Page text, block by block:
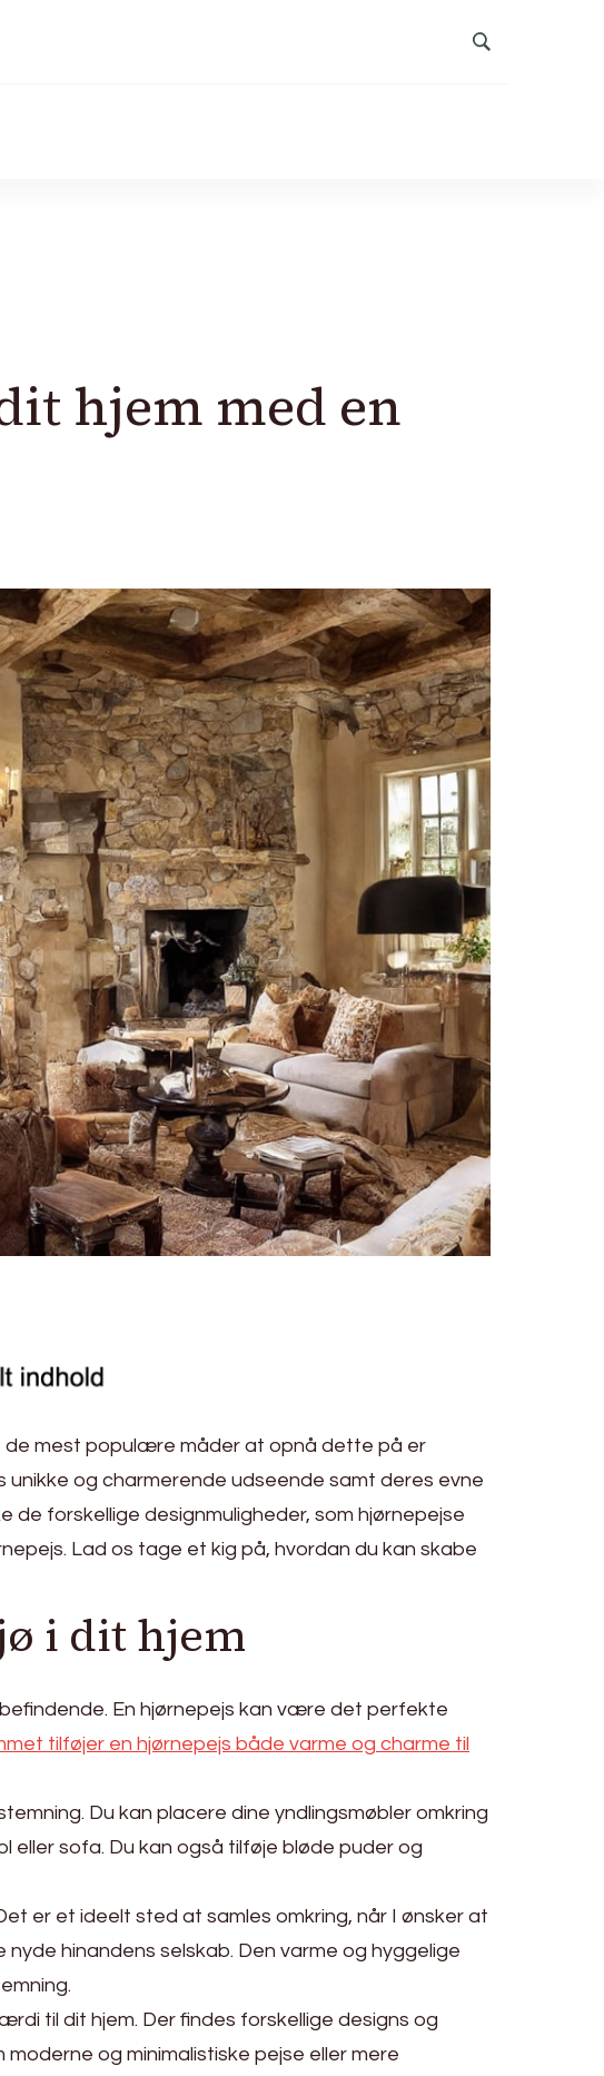
hjem med en
de mest populære måder at opnå dette på er
og charmerende udseende samt deres evne
de forskellige designmuligheder, som hjørnepejse
Lad os tage et kig på, hvordan du kan skabe
i dit hjem
En hjørnepejs kan være det perfekte
tilføjer en hjørnepejs både varme og charme til
Du kan placere dine yndlingsmøbler omkring
eller sofa. Du kan også tilføje bløde puder og
er et ideelt sted at samles omkring, når I ønsker at
hinandens selskab. Den varme og hyggelige
til dit hjem. Der findes forskellige designs og
og minimalistiske pejse eller mere